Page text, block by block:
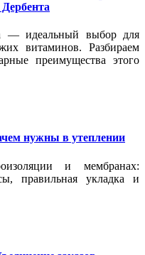
— идеальный выбор для
витаминов. Разбираем
преимущества этого
нужны в утеплении
и мембранах:
правильная укладка и